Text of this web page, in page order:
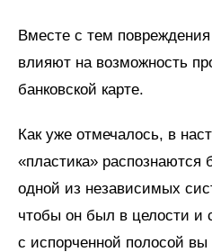
Вместе с тем
влияют на возможность
банковской карте.
Как уже отмечалось, в
«пластика» распознаются
одной из независимых
чтобы он был в целости и
с испорченной полосой